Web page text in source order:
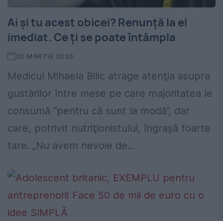
Ai şi tu acest obicei? Renunţă la el
imediat. Ce ţi se poate întâmpla
20 MARTIE 2020
Medicul Mihaela Bilic atrage atenţia asupra
gustărilor între mese pe care majoritatea le
consumă “pentru că sunt la modă”, dar
care, potrivit nutriţionistului, îngraşă foarte
tare. „Nu avem nevoie de...